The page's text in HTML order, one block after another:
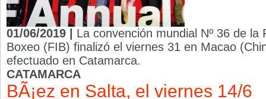
01/06/2019 | La convención mundial Nº 36 de
Boxeo (FIB) finalizó el viernes 31 en Macao
efectuado en Catamarca.
CATAMARCA
BÃ¡ez en Salta, el viernes 14/6